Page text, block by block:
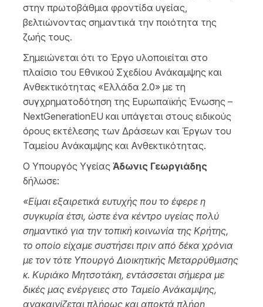
στην πρωτοβάθμια φροντίδα υγείας,
βελτιώνοντας σημαντικά την ποιότητα της
ζωής τους.
Σημειώνεται ότι το Έργο υλοποιείται στο
πλαίσιο του Εθνικού Σχεδίου Ανάκαμψης και
Ανθεκτικότητας «Ελλάδα 2.0» με τη
συγχρηματοδότηση της Ευρωπαϊκής Ένωσης –
NextGenerationEU και υπάγεται στους ειδικούς
όρους εκτέλεσης των Δράσεων και Έργων του
Ταμείου Ανάκαμψης και Ανθεκτικότητας.
O Υπουργός Υγείας Άδωνις Γεωργιάδης
δήλωσε:
«Είμαι εξαιρετικά ευτυχής που το έφερε η
συγκυρία έτσι, ώστε ένα κέντρο υγείας πολύ
σημαντικό για την τοπική κοινωνία της Κρήτης,
το οποίο είχαμε συστήσει πριν από δέκα χρόνια
με τον τότε Υπουργό Διοικητικής Μεταρρύθμισης
κ. Κυριάκο Μητσοτάκη, εντάσσεται σήμερα με
δικές μας ενέργειες στο Ταμείο Ανάκαμψης,
ανακαινίζεται πλήρως και αποκτά πλήρη